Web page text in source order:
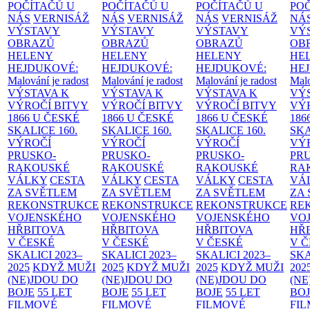
POČÍTAČŮ U
NÁS VERNISÁŽ
VÝSTAVY
OBRAZŮ
HELENY
HEJDUKOVÉ:
Malování je radost
VÝSTAVA K
VÝROČÍ BITVY
1866 U ČESKÉ
SKALICE 160.
VÝROČÍ
PRUSKO-
RAKOUSKÉ
VÁLKY CESTA
ZA SVĚTLEM
REKONSTRUKCE
VOJENSKÉHO
HŘBITOVA
V ČESKÉ
SKALICI 2023–
2025 KDYŽ MUŽI
(NE)JDOU DO
BOJE 55 LET
FILMOVÉ
POČÍTAČŮ U
NÁS VERNISÁŽ
VÝSTAVY
OBRAZŮ
HELENY
HEJDUKOVÉ:
Malování je radost
VÝSTAVA K
VÝROČÍ BITVY
1866 U ČESKÉ
SKALICE 160.
VÝROČÍ
PRUSKO-
RAKOUSKÉ
VÁLKY CESTA
ZA SVĚTLEM
REKONSTRUKCE
VOJENSKÉHO
HŘBITOVA
V ČESKÉ
SKALICI 2023–
2025 KDYŽ MUŽI
(NE)JDOU DO
BOJE 55 LET
FILMOVÉ
POČÍTAČŮ U
NÁS VERNISÁŽ
VÝSTAVY
OBRAZŮ
HELENY
HEJDUKOVÉ:
Malování je radost
VÝSTAVA K
VÝROČÍ BITVY
1866 U ČESKÉ
SKALICE 160.
VÝROČÍ
PRUSKO-
RAKOUSKÉ
VÁLKY CESTA
ZA SVĚTLEM
REKONSTRUKCE
VOJENSKÉHO
HŘBITOVA
V ČESKÉ
SKALICI 2023–
2025 KDYŽ MUŽI
(NE)JDOU DO
BOJE 55 LET
FILMOVÉ
ZA
V